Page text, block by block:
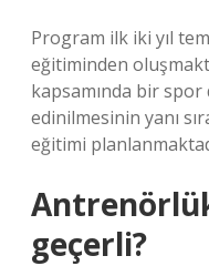
Program ilk iki yıl
eğitiminden
kapsamında bir
edinilmesinin yanı
eğitimi
geçerli?